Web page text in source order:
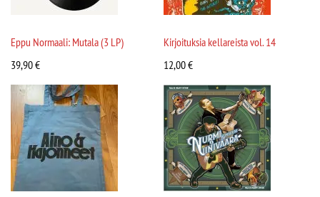
Eppu Normaali: Mutala (3 LP)
39,90€
Kirjoituksia kellareista vol. 14
12,00€